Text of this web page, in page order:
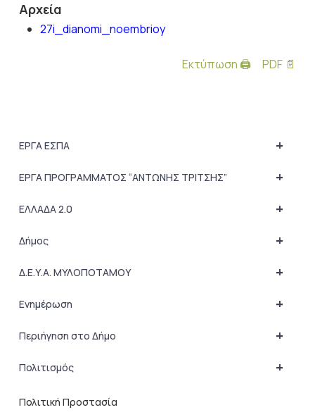
Αρχεία
27i_dianomi_noembrioy
Εκτύπωση 🖨 PDF 📄
+
ΕΡΓΑ ΕΣΠΑ
+
ΕΡΓΑ ΠΡΟΓΡΑΜΜΑΤΟΣ “ΑΝΤΩΝΗΣ ΤΡΙΤΣΗΣ”
+
ΕΛΛΑΔΑ 2.0
+
Δήμος
+
Δ.Ε.Υ.Α. ΜΥΛΟΠΟΤΑΜΟΥ
+
Ενημέρωση
+
Περιήγηση στο Δήμο
+
Πολιτισμός
Πολιτική Προστασία